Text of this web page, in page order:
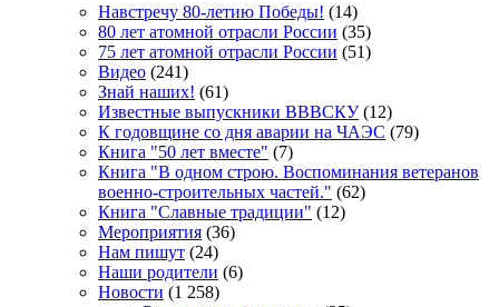
Навстречу 80-летию Победы! (14)
80 лет атомной отрасли России (35)
75 лет атомной отрасли России (51)
Видео (241)
Знай наших! (61)
Известные выпускники ВВВСКУ(12)
К годовщине со дня аварии на ЧАЭС (79)
Книга "50 лет вместе" (7)
Книга "В одном строю. Воспоминания ветеранов
военно-строительных частей." (62)
Книга "Славные традиции" (12)
Мероприятия (36)
Нам пишут (24)
Наши родители (6)
Новости (1 258)